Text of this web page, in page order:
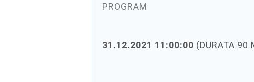
PROGRAM
31.12.2021 11:00:00 (DURATA 90